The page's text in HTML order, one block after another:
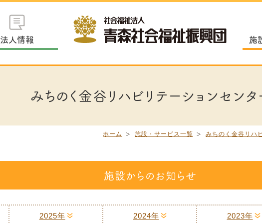
法人情報 施
みちのく金谷リハビリテーションセンタ
ホーム 施設・サービス一覧 みちのく金谷リハ
施設からのお知らせ
2025年 2024年 2023年